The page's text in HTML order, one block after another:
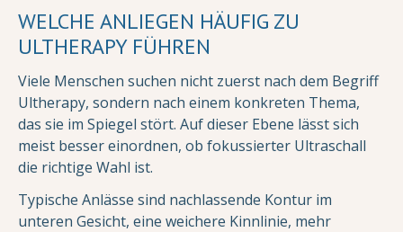
WELCHE ANLIEGEN HÄUFIG ZU
ULTHERAPY FÜHREN
Viele Menschen suchen nicht zuerst nach dem Begriff
Ultherapy, sondern nach einem konkreten Thema,
das sie im Spiegel stört. Auf dieser Ebene lässt sich
meist besser einordnen, ob fokussierter Ultraschall
die richtige Wahl ist.
Typische Anlässe sind nachlassende Kontur im
unteren Gesicht, eine weichere Kinnlinie, mehr